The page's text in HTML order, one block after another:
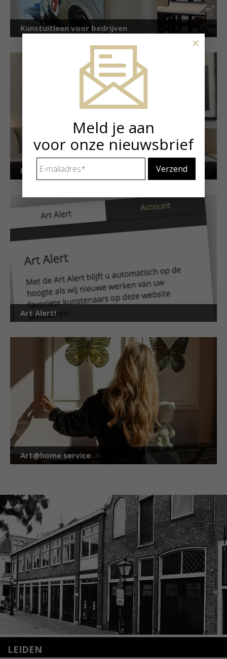
Kunstuitleen voor bedrijven
Kunstuitleen voor particulieren
Art Alert!
Art@home service
LEIDEN
Meld je aan
voor onze nieuwsbrief
mailadres *
×